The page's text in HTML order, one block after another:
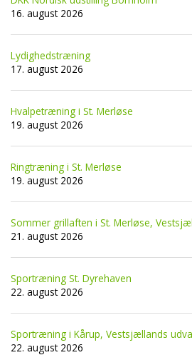
16. august 2026
Lydighedstræning
17. august 2026
Hvalpetræning i St. Merløse
19. august 2026
Ringtræning i St. Merløse
19. august 2026
Sommer grillaften i St. Merløse,
21. august 2026
Sportræning St. Dyrehaven
22. august 2026
Sportræning i Kårup, Vestsjællands
22. august 2026